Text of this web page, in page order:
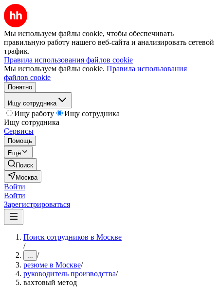
Мы используем файлы cookie, чтобы обеспечивать
правильную работу нашего веб-сайта и анализировать сетевой
трафик.
Правила использования файлов cookie
Мы используем файлы cookie. Правила использования
файлов cookie
Понятно
Ищу сотрудника
Ищу работу
Ищу сотрудника
Ищу сотрудника
Сервисы
Помощь
Ещё
Поиск
Москва
Войти
Войти
Зарегистрироваться
Поиск сотрудников в Москве
/
... /
резюме в Москве/
руководитель производства/
вахтовый метод